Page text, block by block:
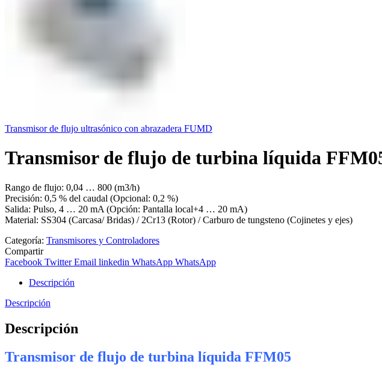
Transmisor de flujo ultrasónico con abrazadera FUMD
Transmisor de flujo de turbina líquida
Rango de flujo: 0,04 … 800 (m3/h)
Precisión: 0,5 % del caudal (Opcional: 0,2 %)
Salida: Pulso, 4 … 20 mA (Opción: Pantalla local+4 … 20 mA)
Material: SS304 (Carcasa/ Bridas) / 2Cr13 (Rotor) / Carburo de tungsteno (Cojinetes y ejes)
Categoría: Transmisores y Controladores
Compartir
Facebook Twitter Email linkedin WhatsApp WhatsApp
Descripción
Descripción
Descripción
Transmisor de flujo de turbina líquida FFM05